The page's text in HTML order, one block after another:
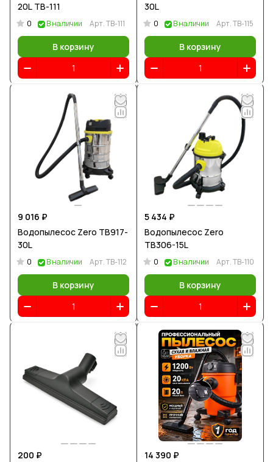
20L TB-111
0 В наличии Арт.TB-111
В корзину
30L
0 В наличии Арт.TB-115
В корзину
9 016 ₽
Водопылесос Zero TB917-
30L
0 В наличии Арт.TB-112
В корзину
5 434 ₽
Водопылесос Zero
TB306-15L
0 В наличии Арт.TB-110
В корзину
200 ₽
14 390 ₽